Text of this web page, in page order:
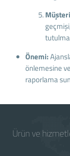
Önemi:
önlemesine
raporlama
Ürün ve